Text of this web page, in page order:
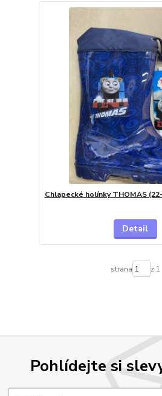
Chlapecké holínky THOMAS
Detail
strana z 1
Pohlídejte si